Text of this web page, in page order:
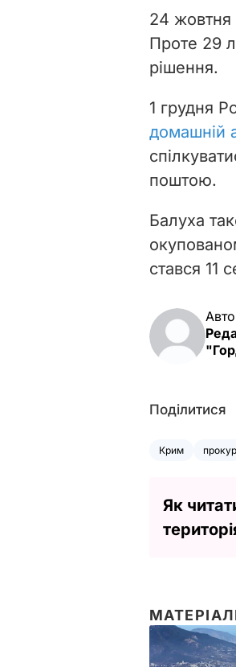
24 жовтня
Проте 29
рішення.
1 грудня
домашній
поштою.
Балуха
стався 11
Поділитися
Крим
Як